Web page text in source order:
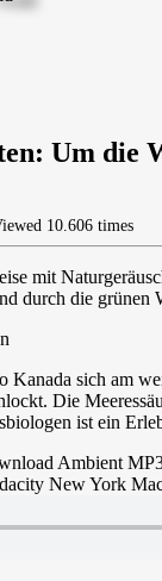
Um die
10.606 times
mit
durch die grünen
Kanada sich am
Die
ist ein